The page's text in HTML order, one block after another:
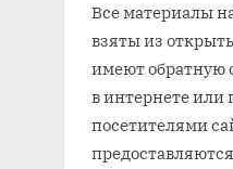
Все материалы
взяты из
имеют обратную
в интернете или
посетителями